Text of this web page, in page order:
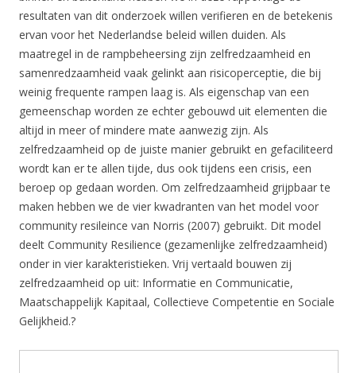
resultaten van dit onderzoek willen verifieren en de betekenis
ervan voor het Nederlandse beleid willen duiden. Als
maatregel in de rampbeheersing zijn zelfredzaamheid en
samenredzaamheid vaak gelinkt aan risicoperceptie, die bij
weinig frequente rampen laag is. Als eigenschap van een
gemeenschap worden ze echter gebouwd uit elementen die
altijd in meer of mindere mate aanwezig zijn. Als
zelfredzaamheid op de juiste manier gebruikt en gefaciliteerd
wordt kan er te allen tijde, dus ook tijdens een crisis, een
beroep op gedaan worden. Om zelfredzaamheid grijpbaar te
maken hebben we de vier kwadranten van het model voor
community resileince van Norris (2007) gebruikt. Dit model
deelt Community Resilience (gezamenlijke zelfredzaamheid)
onder in vier karakteristieken. Vrij vertaald bouwen zij
zelfredzaamheid op uit: Informatie en Communicatie,
Maatschappelijk Kapitaal, Collectieve Competentie en Sociale
Gelijkheid.?